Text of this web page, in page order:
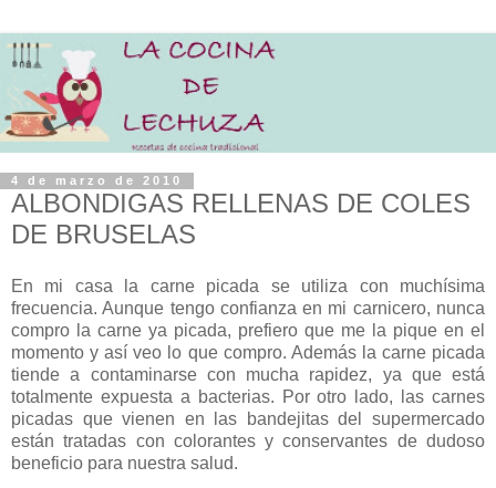
4 de marzo de 2010
ALBONDIGAS RELLENAS DE COLES
DE BRUSELAS
En mi casa la carne picada se utiliza con muchísima
frecuencia. Aunque tengo confianza en mi carnicero, nunca
compro la carne ya picada, prefiero que me la pique en el
momento y así veo lo que compro. Además la carne picada
tiende a contaminarse con mucha rapidez, ya que está
totalmente expuesta a bacterias. Por otro lado, las carnes
picadas que vienen en las bandejitas del supermercado
están tratadas con colorantes y conservantes de dudoso
beneficio para nuestra salud.